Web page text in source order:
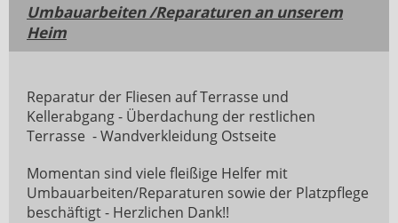
Umbauarbeiten /Reparaturen an unserem
Heim
Reparatur der Fliesen auf Terrasse und
Kellerabgang - Überdachung der restlichen
Terrasse - Wandverkleidung Ostseite
Momentan sind viele fleißige Helfer mit
Umbauarbeiten/Reparaturen sowie der Platzpflege
beschäftigt - Herzlichen Dank!!